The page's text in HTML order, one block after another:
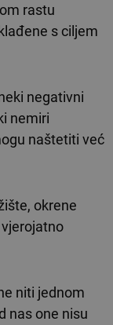
rastu
s ciljem
negativni
nemiri
naštetiti već
okrene
niti jednom
nas one nisu